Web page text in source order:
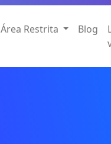
Área Restrita Blog